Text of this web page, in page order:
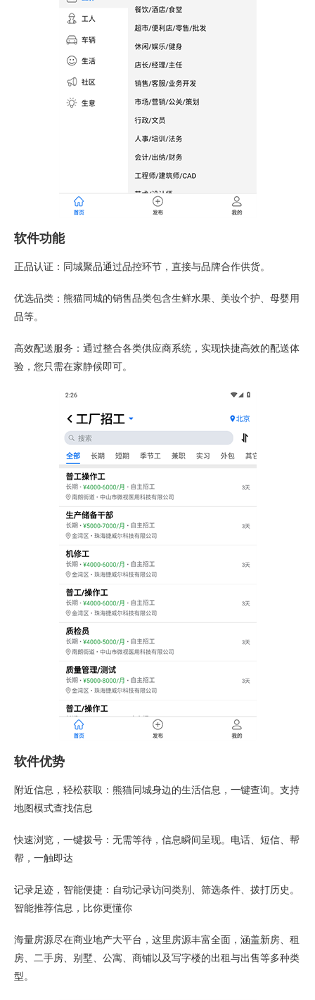
软件功能
正品认证：同城聚品通过品控环节，直接与品牌合作供货。
优选品类：熊猫同城的销售品类包含生鲜水果、美妆个护、母婴用
品等。
高效配送服务：通过整合各类供应商系统，实现快捷高效的配送体
验，您只需在家静候即可。
软件优势
附近信息，轻松获取：熊猫同城身边的生活信息，一键查询。支持
地图模式查找信息
快速浏览，一键拨号：无需等待，信息瞬间呈现。电话、短信、帮
帮，一触即达
记录足迹，智能便捷：自动记录访问类别、筛选条件、拨打历史。
智能推荐信息，比你更懂你
海量房源尽在商业地产大平台，这里房源丰富全面，涵盖新房、租
房、二手房、别墅、公寓、商铺以及写字楼的出租与出售等多种类
型。